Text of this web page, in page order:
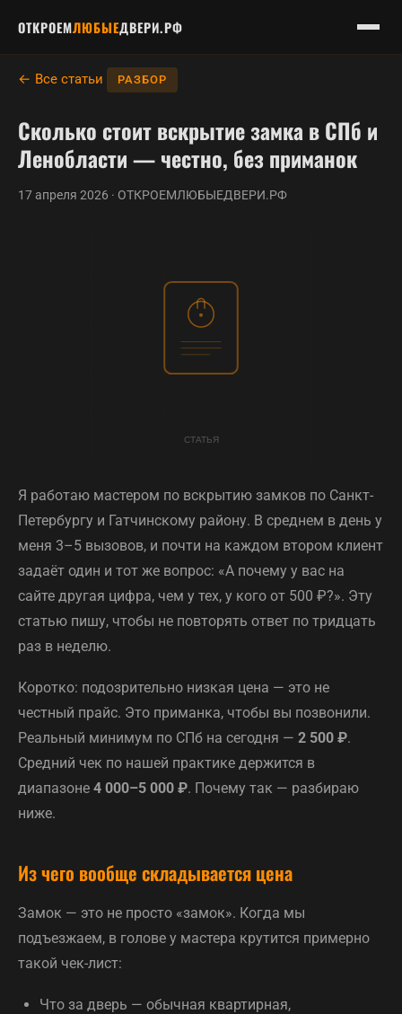
ОТКРОЕМЛЮБЫЕДВЕРИ.РФ
← Все статьи РАЗБОР
Сколько стоит вскрытие замка в СПб и
Ленобласти — честно, без приманок
17 апреля 2026 · ОТКРОЕМЛЮБЫЕДВЕРИ.РФ
Я работаю мастером по вскрытию замков по Санкт-
Петербургу и Гатчинскому району. В среднем в день у
меня 3–5 вызовов, и почти на каждом втором клиент
задаёт один и тот же вопрос: «А почему у вас на
сайте другая цифра, чем у тех, у кого от 500 ₽?». Эту
статью пишу, чтобы не повторять ответ по тридцать
раз в неделю.
Коротко: подозрительно низкая цена — это не
честный прайс. Это приманка, чтобы вы позвонили.
Реальный минимум по СПб на сегодня — 2 500 ₽.
Средний чек по нашей практике держится в
диапазоне 4 000–5 000 ₽. Почему так — разбираю
ниже.
Из чего вообще складывается цена
Замок — это не просто «замок». Когда мы
подъезжаем, в голове у мастера крутится примерно
такой чек-лист:
Что за дверь — обычная квартирная,